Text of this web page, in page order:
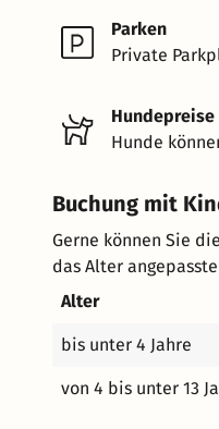
Parken
Private
Hundepreise
Hunde
Buchung mit
Gerne können Sie
das Alter
Alter
bis unter 4 Jahre
von 4 bis unter 13